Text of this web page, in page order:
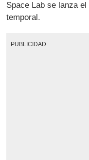
Space Lab se lanza el
temporal.
PUBLICIDAD